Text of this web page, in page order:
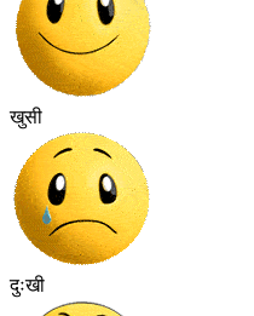
खुसी
दुःखी